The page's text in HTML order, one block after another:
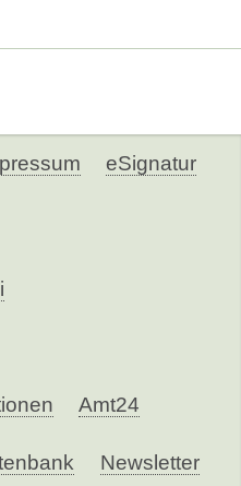
eSignatur
Amt24
Newsletter